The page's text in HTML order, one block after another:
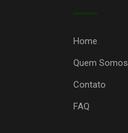
Home
Quem Somos
Contato
FAQ